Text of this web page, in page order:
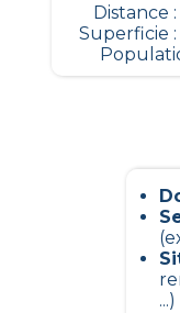
Distance
Superficie :
...)